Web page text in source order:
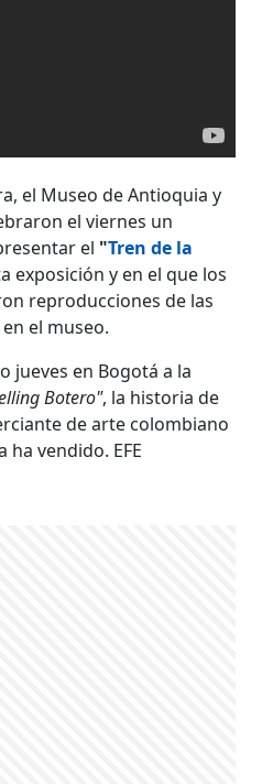
el Museo de Antioquia y
el viernes un
el "Tren de la
exposición y en el que los
reproducciones de las
el museo.
jueves en Bogotá a la
Botero", la historia de
de arte colombiano
vendido. EFE